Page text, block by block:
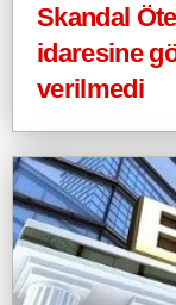
Skandal
idaresine
verilmedi